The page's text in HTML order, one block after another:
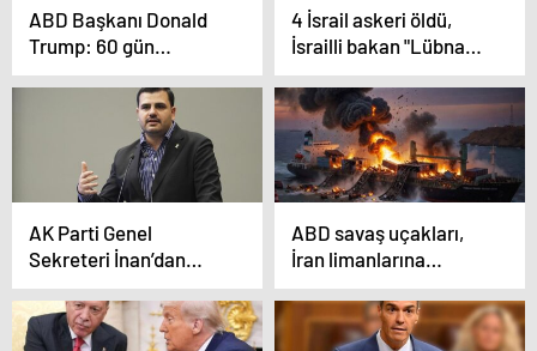
ABD Başkanı Donald
Trump: 60 gün
boyunca Hürmüz
Boğazı’ndan geçiş
ücreti alınmayacak
4 İsrail askeri öldü,
İsrailli bakan "Lübnan
Yanmalı" dedi
AK Parti Genel
Sekreteri İnan’dan
Avrupa
Parlamentosu’na sert
tepki: Türkiye
ABD savaş uçakları,
İran limanlarına
yönelen Gambiya
bandıralı gemiyi vurdu